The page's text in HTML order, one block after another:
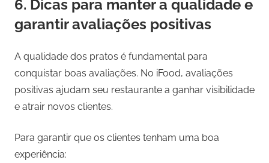
6. Dicas para manter a qualidade e
garantir avaliações positivas
A qualidade dos pratos é fundamental para
conquistar boas avaliações. No iFood, avaliações
positivas ajudam seu restaurante a ganhar visibilidade
e atrair novos clientes.
Para garantir que os clientes tenham uma boa
experiência: